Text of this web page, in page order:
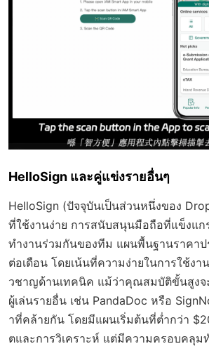
HelloSign และคู่แข่งรายอื่นๆ
HelloSign (ปัจจุบันเป็นส่วนหนึ่งของ
ที่ใช้งานง่าย การสนับสนุนมือถือที่แข็งแก
ทำงานร่วมกันของทีม แผนพื้นฐานราคา
ต่อเดือน โดยเน้นที่ความง่ายในการใช้งา
วชาญด้านเทคนิค แม้ว่าคุณสมบัติขั้นสูงจ
ผู้เล่นรายอื่น เช่น PandaDoc หรือ
าที่คล้ายกัน โดยมีแผนเริ่มต้นที่ต่ำกว่า
ตและการวิเคราะห์ แต่มีความครอบคลุม